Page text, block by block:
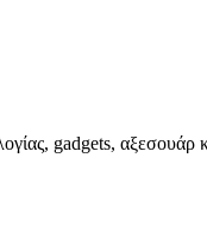
gadgets,